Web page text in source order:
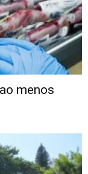
menos